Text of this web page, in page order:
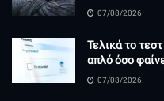
07/08/2026
Τελικά το
απλό όσο
07/08/2026